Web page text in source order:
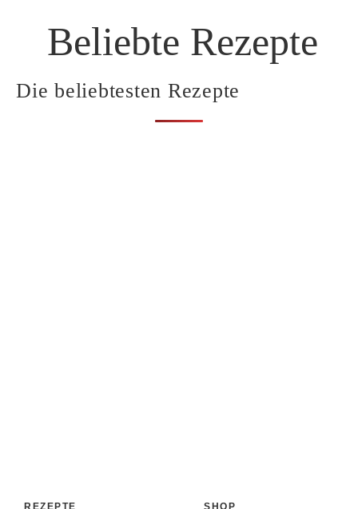
Beliebte Rezepte
Die beliebtesten Rezepte
REZEPTE SHOP